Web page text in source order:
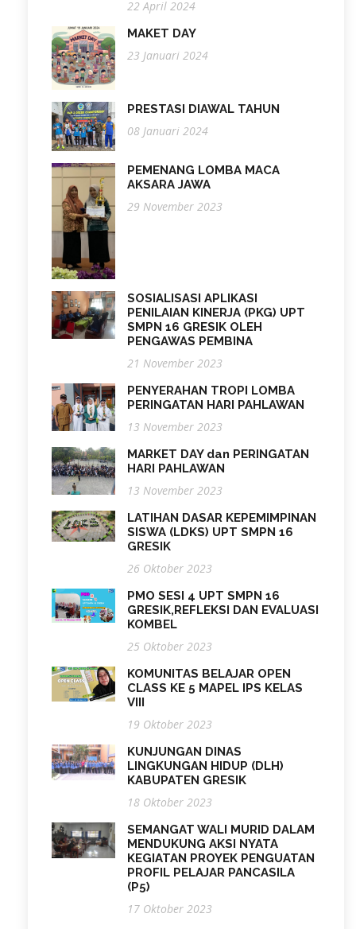
22 April 2024
MAKET DAY
23 Januari 2024
PRESTASI DIAWAL TAHUN
08 Januari 2024
PEMENANG LOMBA MACA
AKSARA JAWA
29 November 2023
SOSIALISASI APLIKASI
PENILAIAN KINERJA (PKG) UPT
SMPN 16 GRESIK OLEH
PENGAWAS PEMBINA
21 November 2023
PENYERAHAN TROPI LOMBA
PERINGATAN HARI PAHLAWAN
13 November 2023
MARKET DAY dan PERINGATAN
HARI PAHLAWAN
13 November 2023
LATIHAN DASAR KEPEMIMPINAN
SISWA (LDKS) UPT SMPN 16
GRESIK
26 Oktober 2023
PMO SESI 4 UPT SMPN 16
GRESIK,REFLEKSI DAN EVALUASI
KOMBEL
25 Oktober 2023
KOMUNITAS BELAJAR OPEN
CLASS KE 5 MAPEL IPS KELAS
VIII
19 Oktober 2023
KUNJUNGAN DINAS
LINGKUNGAN HIDUP (DLH)
KABUPATEN GRESIK
18 Oktober 2023
SEMANGAT WALI MURID DALAM
MENDUKUNG AKSI NYATA
KEGIATAN PROYEK PENGUATAN
PROFIL PELAJAR PANCASILA
(P5)
17 Oktober 2023